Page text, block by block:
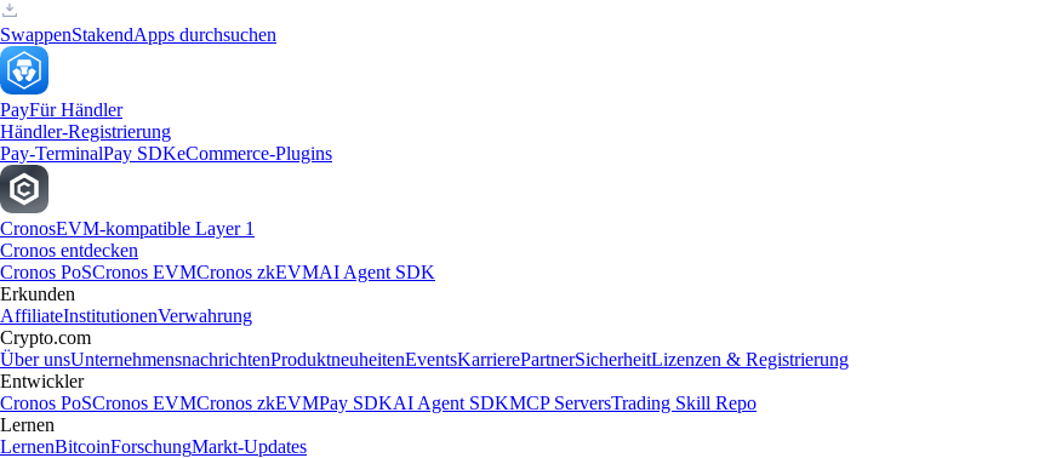
SwappenStakendApps durchsuchen
PayFür Händler
Händler-Registrierung
Pay-TerminalPay SDKeCommerce-Plugins
CronosEVM-kompatible Layer 1
Cronos entdecken
Cronos PoSCronos EVMCronos zkEVMAI Agent SDK
Erkunden
AffiliateInstitutionenVerwahrung
Crypto.com
Über unsUnternehmensnachrichtenProduktneuheitenEventsKarrierePartnerSicherheitLizenzen & Registrierung
Entwickler
Cronos PoSCronos EVMCronos zkEVMPay SDKAI Agent SDKMCP ServersTrading Skill Repo
Lernen
LernenBitcoinForschungMarkt-Updates